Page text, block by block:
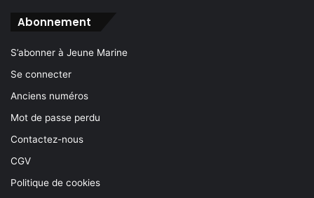
Abonnement
S’abonner à Jeune Marine
Se connecter
Anciens numéros
Mot de passe perdu
Contactez-nous
CGV
Politique de cookies